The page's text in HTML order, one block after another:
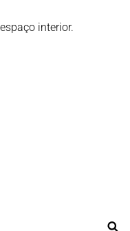
interior.